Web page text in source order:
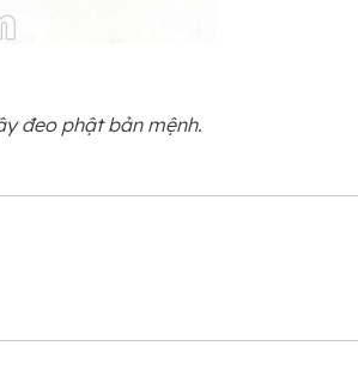
đeo phật bản mệnh.